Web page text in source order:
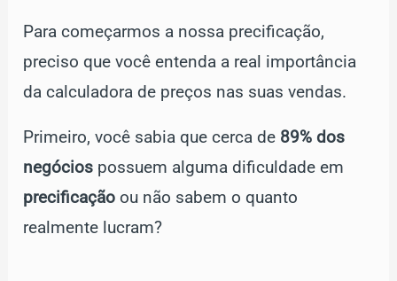
Para começarmos a nossa precificação,
preciso que você entenda a real importância
da calculadora de preços nas suas vendas.
Primeiro, você sabia que cerca de 89% dos
negócios possuem alguma dificuldade em
precificação ou não sabem o quanto
realmente lucram?